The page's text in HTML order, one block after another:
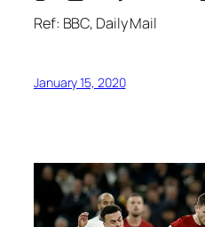
Ref: BBC, Daily Mail
January 15, 2020